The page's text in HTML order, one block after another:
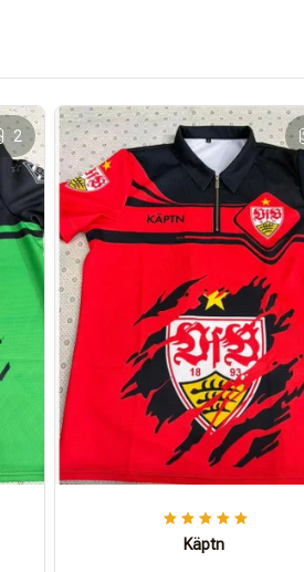
2
Käptn